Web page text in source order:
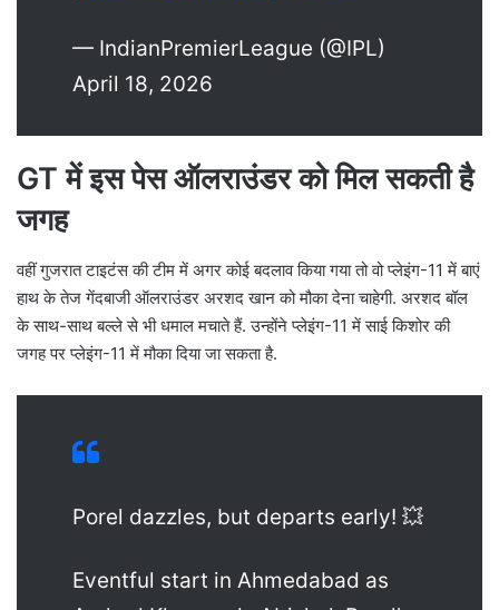
— IndianPremierLeague (@IPL)
April 18, 2026
GT में इस पेस ऑलराउंडर को मिल सकती है
जगह
वहीं गुजरात टाइटंस की टीम में अगर कोई बदलाव किया गया तो वो प्लेइंग-11 में बाएं
हाथ के तेज गेंदबाजी ऑलराउंडर अरशद खान को मौका देना चाहेगी. अरशद बॉल
के साथ-साथ बल्ले से भी धमाल मचाते हैं. उन्होंने प्लेइंग-11 में साई किशोर की
जगह पर प्लेइंग-11 में मौका दिया जा सकता है.
Porel dazzles, but departs early! 💥
Eventful start in Ahmedabad as